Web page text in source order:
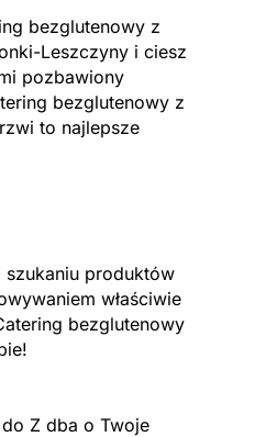
bezglutenowy z
Leszczyny i ciesz
pozbawiony
bezglutenowy z
to najlepsze
szukaniu produktów
właściwie
bezglutenowy
Z dba o Twoje